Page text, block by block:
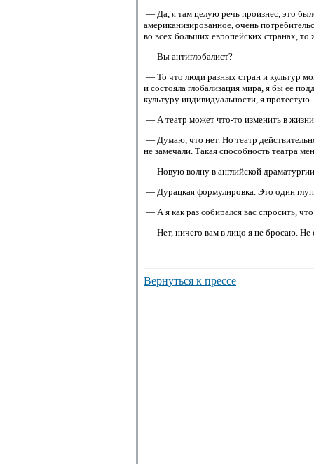
— Да, я там целую речь произнес, это
американизированное, очень
во всех больших европейских странах, то
— Вы антиглобалист?
— То что люди разных стран и культур
и состояла глобализация мира, я бы ее
культуру индивидуальности, я протестую.
— А театр может что-то изменить в
— Думаю, что нет. Но театр
не замечали. Такая способность театра
— Новую волну в английской
— Дурацкая формулировка. Это один
— А я как раз собирался вас спросить,
— Нет, ничего вам в лицо я не бросаю. Не
Вернуться к прессе